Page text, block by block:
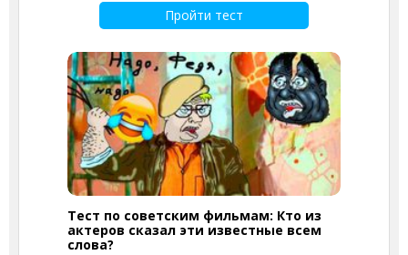
Пройти тест
Тест по советским фильмам: Кто из
актеров сказал эти известные всем
слова?